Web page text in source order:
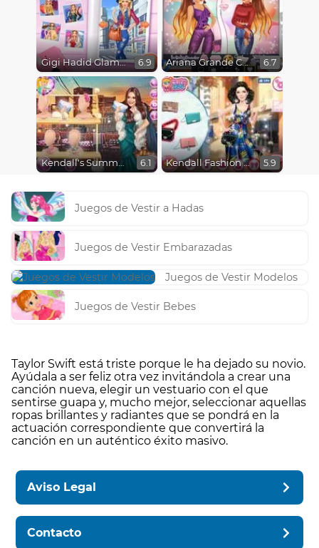
Gigi Hadid Glamourous Lifestyle 6.9 Ariana Grande Colors Of The Year 6.7
Kendall's Summer Fun 6.1 Kendall Fashion Color Test 5.9
Juegos de Vestir a Hadas
Juegos de Vestir Embarazadas
Juegos de Vestir Modelos
Juegos de Vestir Bebes
Taylor Swift está triste porque le ha dejado su novio.
Ayúdala a ser feliz otra vez invitándola a crear una
canción nueva, elegir un vestuario con el que
sentirse guapa y, mucho mejor, seleccionar aquellas
ropas brillantes y radiantes que se pondrá en la
actuación correspondiente que convertirá la
canción en un auténtico éxito masivo.
Aviso Legal
Contacto